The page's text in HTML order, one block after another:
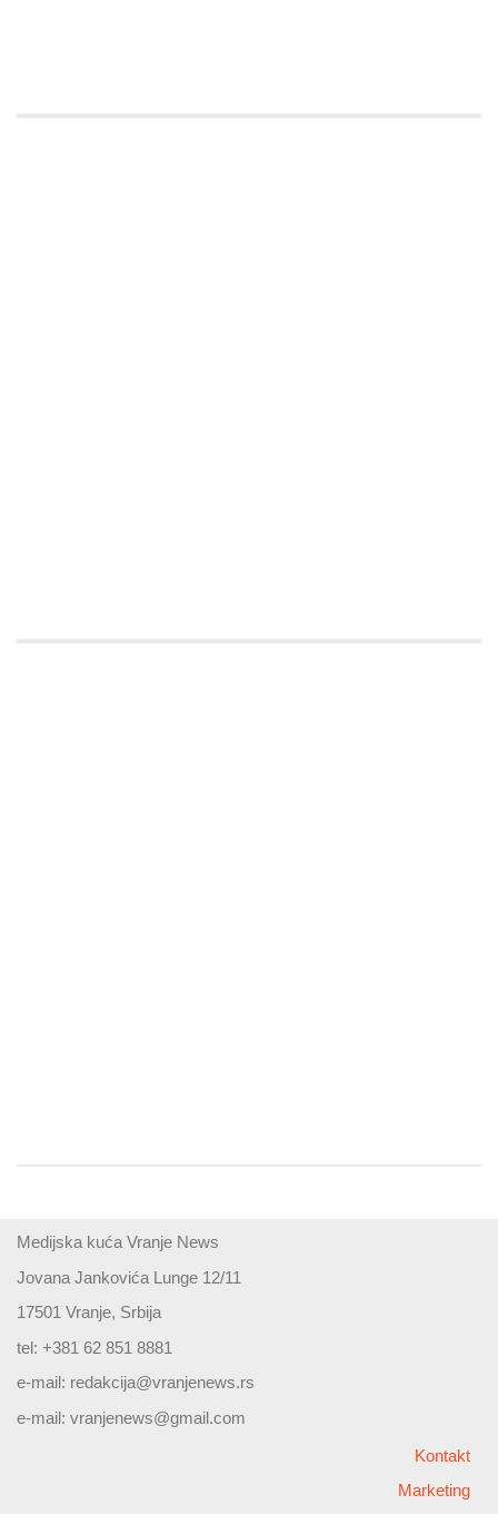
Medijska kuća Vranje News
Jovana Jankovića Lunge 12/11
17501 Vranje, Srbija
tel: +381 62 851 8881
e-mail: redakcija@vranjenews.rs
e-mail: vranjenews@gmail.com
Kontakt
Marketing